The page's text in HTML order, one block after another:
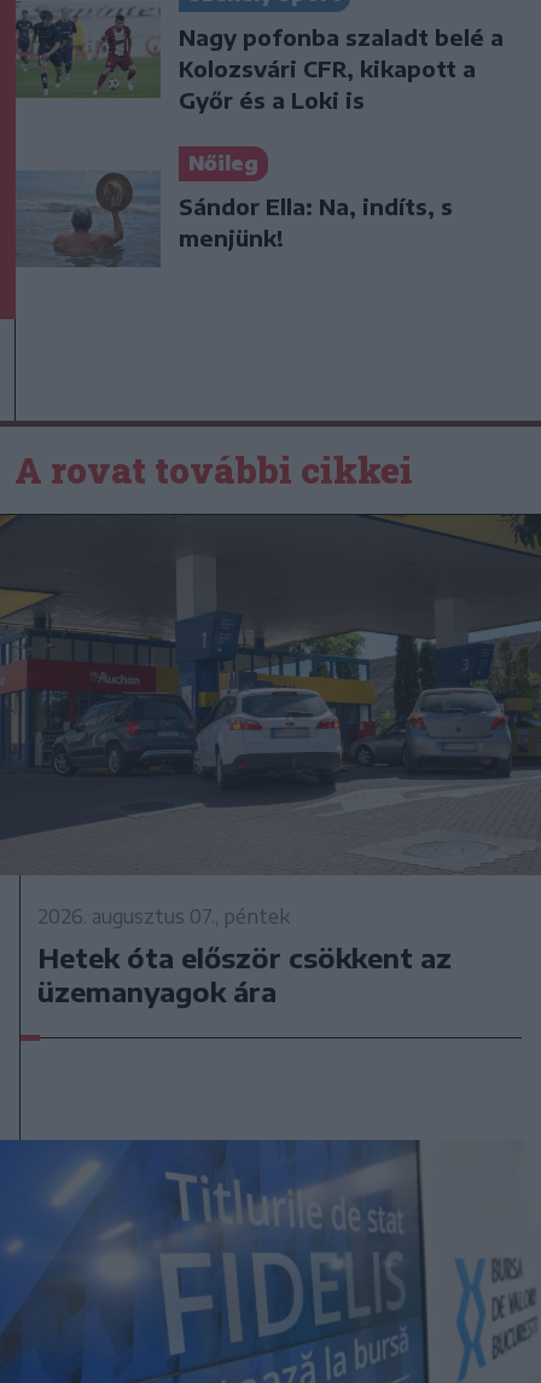
Nagy pofonba szaladt belé a
Kolozsvári CFR, kikapott a
Győr és a Loki is
Nőileg
Sándor Ella: Na, indíts, s
menjünk!
A rovat további cikkei
2026. augusztus 07., péntek
Hetek óta először csökkent az
üzemanyagok ára